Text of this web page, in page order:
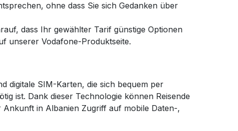
ohne dass Sie sich Gedanken über
dass Ihr gewählter Tarif günstige Optionen
unserer Vodafone-Produktseite.
digitale SIM-Karten, die sich bequem per
ist. Dank dieser Technologie können Reisende
in Albanien Zugriff auf mobile Daten-,